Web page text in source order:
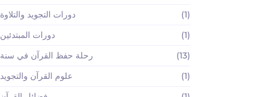
دورات التجويد والتلاوة
(1)
دورات المبتدئين
(1)
رحلة حفظ القرآن في سنة
(13)
علوم القرآن والتجويد
(1)